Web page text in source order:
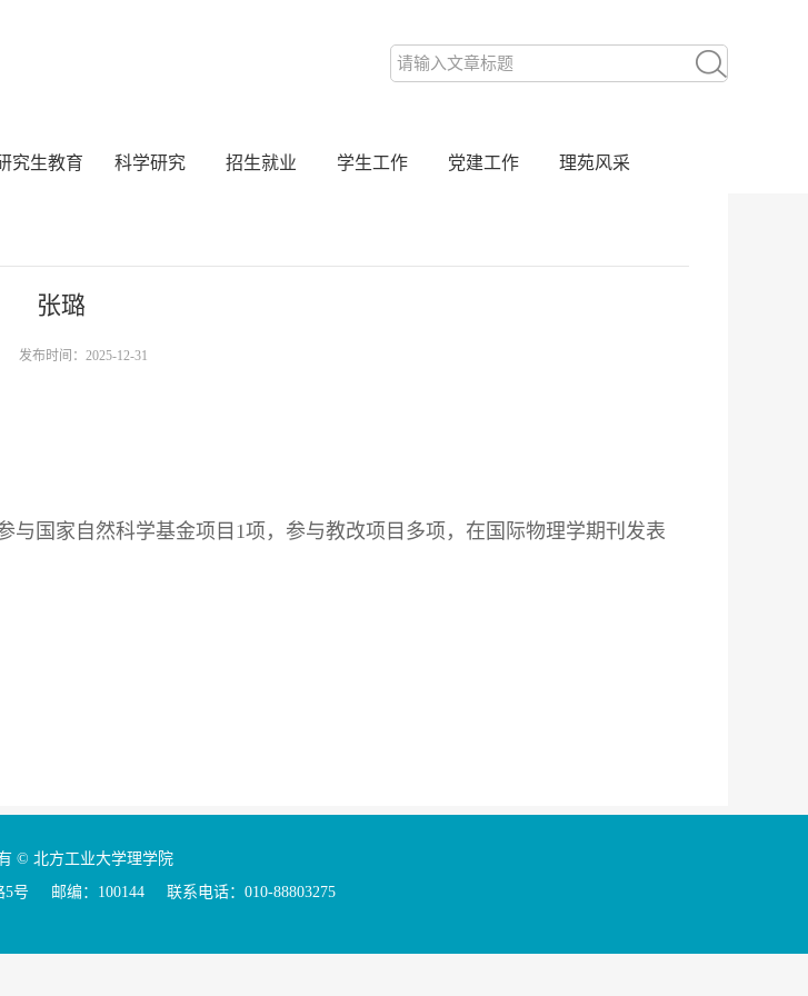
究生教育 科学研究 招生就业 学生工作 党建工作 理苑风采
张璐
发布时间：2025-12-31
国家自然科学基金项目1项，参与教改项目多项，在国际物理学期刊发表
© 北方工业大学理学院
5号 邮编：100144 联系电话：010-88803275